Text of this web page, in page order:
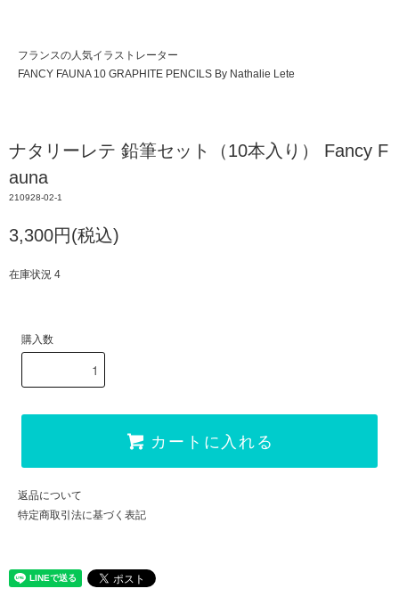
フランスの人気イラストレーター
FANCY FAUNA 10 GRAPHITE PENCILS By Nathalie Lete
ナタリーレテ 鉛筆セット（10本入り） Fancy F
auna
210928-02-1
3,300円(税込)
在庫状況 4
購入数
カートに入れる
返品について
特定商取引法に基づく表記